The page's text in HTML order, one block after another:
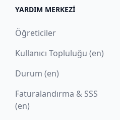
YARDIM MERKEZI
Öğreticiler
Kullanıcı Topluluğu (en)
Durum (en)
Faturalandırma & SSS
(en)